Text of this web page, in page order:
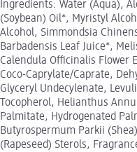
Ingredients: Water (Aqua),
(Soybean) Oil*, Myristyl
Alcohol, Simmondsia
Barbadensis Leaf Juice*,
Calendula Officinalis Flower
Coco-Caprylate/Caprate,
Glyceryl Undecylenate,
Tocopherol, Helianthus
Palmitate, Hydrogenated
Butyrospermum Parkii
(Rapeseed) Sterols,